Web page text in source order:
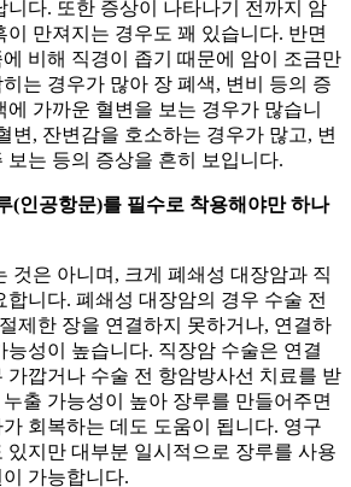
니다. 또한 증상이 나타나기 전까지 암
이 만져지는 경우도 꽤 있습니다. 반면
비해 직경이 좁기 때문에 암이 조금만
는 경우가 많아 장 폐색, 변비 등의 증
가까운 혈변을 보는 경우가 많습니
변, 잔변감을 호소하는 경우가 많고, 변
보는 등의 증상을 흔히 보입니다.
(인공항문)를 필수로 착용해야만 하나
것은 아니며, 크게 폐쇄성 대장암과 직
합니다. 폐쇄성 대장암의 경우 수술 전
제한 장을 연결하지 못하거나, 연결하
능성이 높습니다. 직장암 수술은 연결
가깝거나 수술 전 항암방사선 치료를 받
출 가능성이 높아 장루를 만들어주면
회복하는 데도 도움이 됩니다. 영구
있지만 대부분 일시적으로 장루를 사용
가능합니다.